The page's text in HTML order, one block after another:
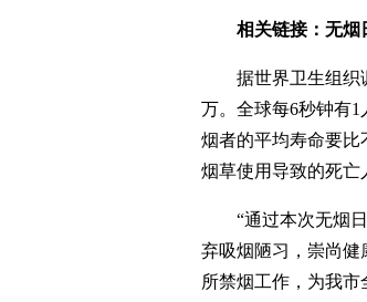
相关链接：无烟
据世界卫生组织调
万。全球每6秒钟有
烟者的平均寿命要比
烟草使用导致的死亡
“通过本次无烟日
弃吸烟陋习，崇尚健
所禁烟工作，为我